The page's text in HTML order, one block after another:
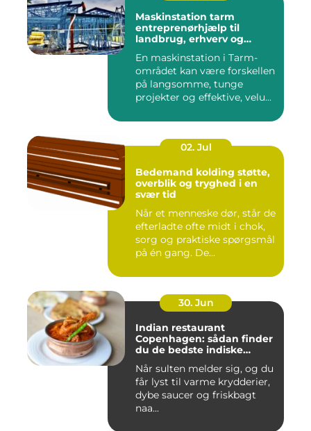
Maskinstation tarm
entreprenørhjælp til
landbrug, erhverv og
En maskinstation i Tarm-
området kan være forskellen
på langsomme, tunge
projekter og effektive, velu...
02. Jul
Bedemand kolding støtte,
overblik og tryghed i en
svær tid
Når et menneske dør, står de
efterladte ofte midt i chok,
sorg og praktiske spørgsmål
på én gang. De...
30. Jun
Indian restaurant
Copenhagen: sådan finder
du de bedste indiske
Når sulten melder sig, og du
får lyst til varme krydderier,
dybe saucer og friskbagt
naa...